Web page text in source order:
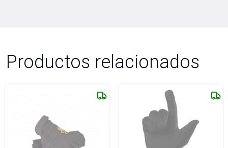
Productos relacionados